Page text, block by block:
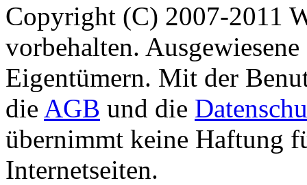
Copyright (C) 2007-2011
vorbehalten.
Eigentümern. Mit der
die AGB und die
übernimmt keine Haftung
Internetseiten.